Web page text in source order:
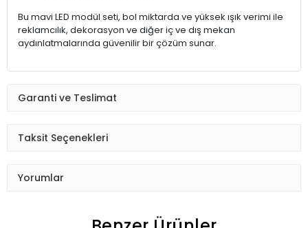
Bu mavi LED modül seti, bol miktarda ve yüksek ışık verimi ile
reklamcılık, dekorasyon ve diğer iç ve dış mekan
aydınlatmalarında güvenilir bir çözüm sunar.
Garanti ve Teslimat
Taksit Seçenekleri
Yorumlar